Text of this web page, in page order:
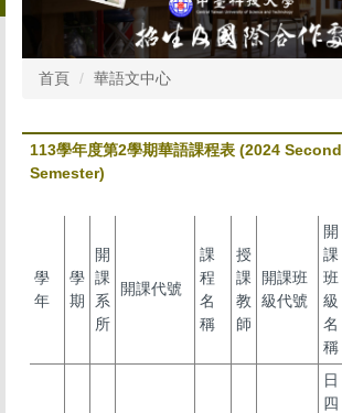
首頁 華語文中心
113學年度第2學期華語課程表 (2024 Second
Semester)
學
年
學
期
開
課
系
所
開課代號
課
程
名
稱
授
課
教
師
開課班
級代號
開
課
班
級
名
稱
日
四